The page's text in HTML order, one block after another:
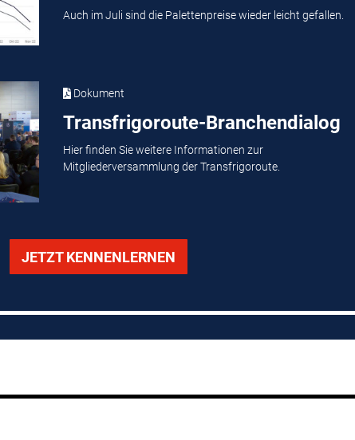
Auch im Juli sind die Palettenpreise wieder leicht gefallen.
Dokument
Transfrigoroute-Branchendialog
Hier finden Sie weitere Informationen zur
Mitgliederversammlung der Transfrigoroute.
JETZT KENNENLERNEN